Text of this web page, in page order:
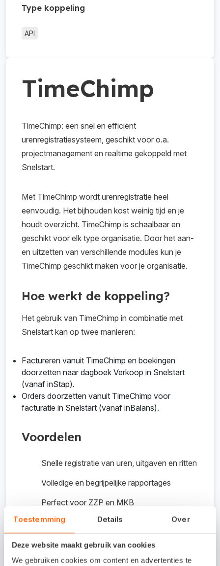
Toestemming Details Over
Deze website maakt gebruik van cookies
We gebruiken cookies om content en advertenties te
Type koppeling
API
TimeChimp
TimeChimp: een snel en efficiënt
urenregistratiesysteem, geschikt voor o.a.
projectmanagement en realtime gekoppeld met
Snelstart.
Met TimeChimp wordt urenregistratie heel
eenvoudig. Het bijhouden kost weinig tijd en je
houdt overzicht. TimeChimp is schaalbaar en
geschikt voor elk type organisatie. Door het aan-
en uitzetten van verschillende modules kun je
TimeChimp geschikt maken voor je organisatie.
Hoe werkt de koppeling?
Het gebruik van TimeChimp in combinatie met
Snelstart kan op twee manieren:
Factureren vanuit TimeChimp en boekingen
doorzetten naar dagboek Verkoop in Snelstart
(vanaf inStap).
Orders doorzetten vanuit TimeChimp voor
facturatie in Snelstart (vanaf inBalans).
Voordelen
Snelle registratie van uren, uitgaven en ritten
Volledige en begrijpelijke rapportages
Perfect voor ZZP en MKB
Zeer geschikt voor projectmanagement
Snel en eenvoudig facturen/offertes
opmaken en versturen